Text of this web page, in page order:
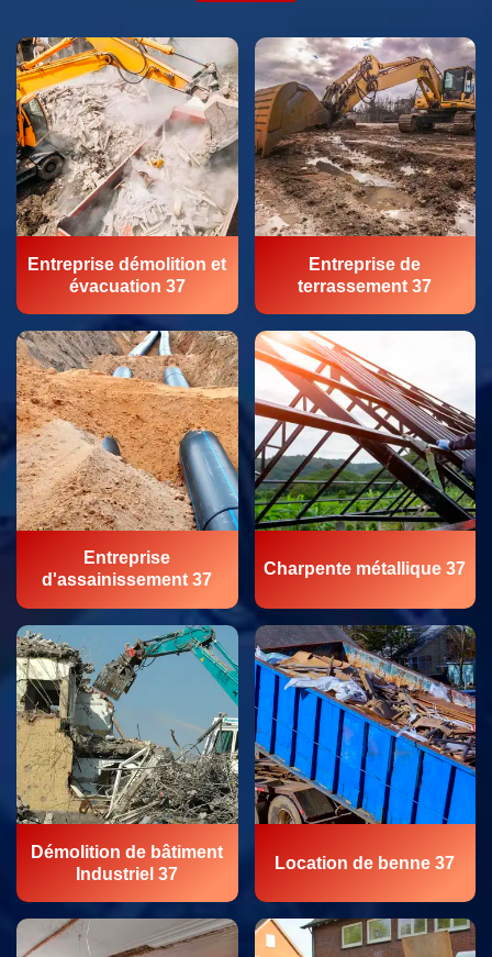
Entreprise démolition et
évacuation 37
Entreprise de
terrassement 37
Entreprise
d'assainissement 37
Charpente métallique 37
Démolition de bâtiment
Industriel 37
Location de benne 37